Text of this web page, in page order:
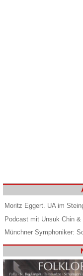
Moritz Eggert. UA im
Podcast mit Unsuk Chin
Münchner Symphoniker: